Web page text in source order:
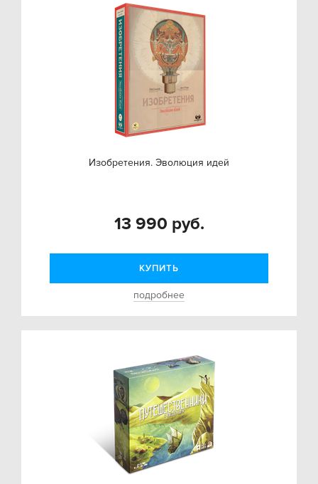
Изобретения. Эволюция идей
13 990 руб.
КУПИТЬ
подробнее